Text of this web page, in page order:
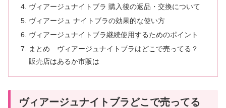
ヴィアージュナイトブラ 購入後の返品・交換について
ヴィアージュ ナイトブラの効果的な使い方
ヴィアージュナイトブラ継続使用するためのポイント
まとめ ヴィアージュナイトブラはどこで売ってる？
販売店はあるか市販は
ヴィアージュナイトブラどこで売ってる